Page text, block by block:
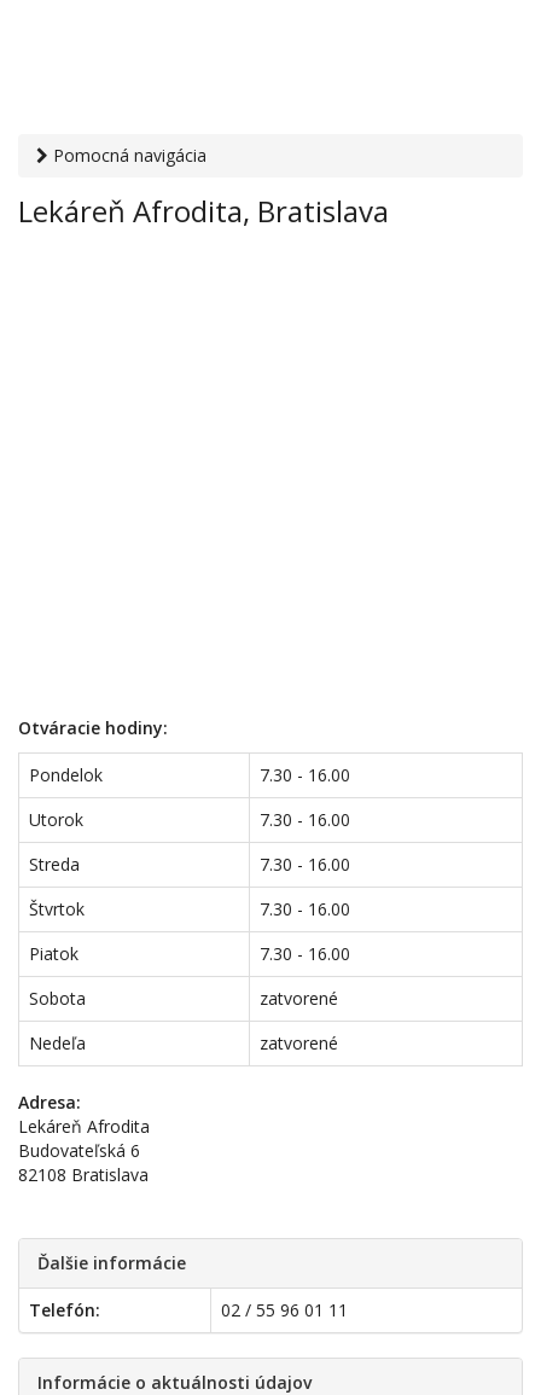
Pomocná navigácia
Bratislava
Lekáreň Afrodita, Bratislava
Otváracie hodiny:
Pondelok
7.30 - 16.00
Utorok
7.30 - 16.00
Streda
7.30 - 16.00
Štvrtok
7.30 - 16.00
Piatok
7.30 - 16.00
Sobota
zatvorené
Nedeľa
zatvorené
Adresa:
Lekáreň Afrodita
Budovateľská 6
82108 Bratislava
Ďalšie informácie
Telefón: 02 / 55 96 01 11
Informácie o aktuálnosti údajov